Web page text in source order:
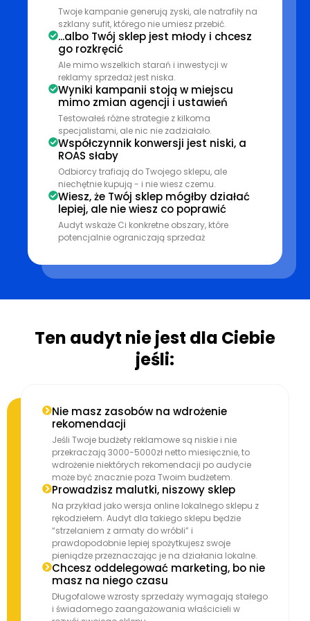
Twoje kampanie generują zyski, ale natrafiły na
szklany sufit, którego nie umiesz przebić.
...albo Twój sklep jest młody i chcesz
go rozkręcić
Ale mimo wszelkich starań i inwestycji w
reklamy sprzedaż jest niska.
Wyniki kampanii stoją w miejscu
mimo zmian agencji i ustawień
Testowałeś różne strategie z kilkoma
specjalistami, ale nic nie zadziałało.
Współczynnik konwersji jest niski, a
ROAS słaby
Odbiorcy trafiają do Twojego sklepu, ale
niechętnie kupują - i nie wiesz czemu.
Wiesz, że Twój sklep mógłby działać
lepiej, ale nie wiesz co poprawić
Audyt wskaże Ci konkretne obszary, które
potencjalnie ograniczają sprzedaż
Ten audyt nie jest dla Ciebie
jeśli:
Nie masz zasobów na wdrożenie
rekomendacji
Jeśli Twoje budżety reklamowe są niskie i nie
przekraczają 3000-5000zł netto miesięcznie, to
wdrożenie niektórych rekomendacji po audycie
może być znacznie poza Twoim budżetem.
Prowadzisz malutki, niszowy sklep
Na przykład jako wersja online lokalnego sklepu z
rękodziełem. Audyt dla takiego sklepu będzie
“strzelaniem z armaty do wróbli” i
prawdopodobnie lepiej spożytkujesz swoje
pieniądze przeznaczając je na działania lokalne.
Chcesz oddelegować marketing, bo nie
masz na niego czasu
Długofalowe wzrosty sprzedaży wymagają stałego
i świadomego zaangażowania właścicieli w